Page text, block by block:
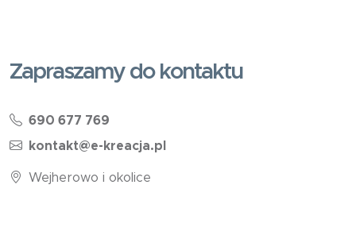
Zapraszamy do kontaktu
690 677 769
kontakt@e-kreacja.pl
Wejherowo i okolice